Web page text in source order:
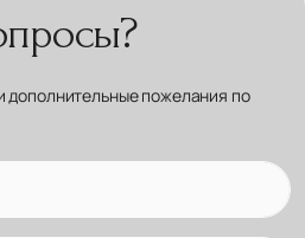
дополнительные пожелания по